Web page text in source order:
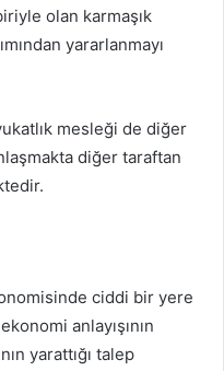
olan karmaşık
yararlanmayı
mesleği de diğer
diğer taraftan
ciddi bir yere
anlayışının
yarattığı talep